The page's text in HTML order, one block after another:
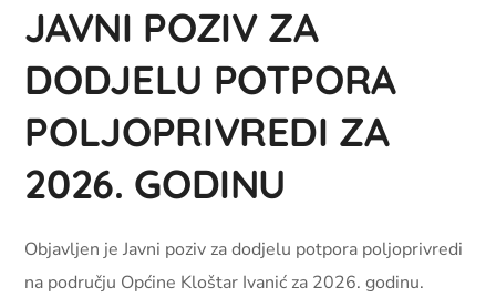
JAVNI POZIV ZA
DODJELU POTPORA
POLJOPRIVREDI ZA
2026. GODINU
Objavljen je Javni poziv za dodjelu potpora poljoprivredi
na području Općine Kloštar Ivanić za 2026. godinu.